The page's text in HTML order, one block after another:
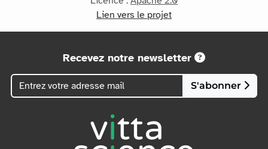
Lien vers le projet
Recevez notre newsletter
S'abonner